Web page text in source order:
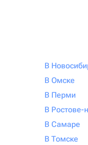
В
В Омске
В Перми
В Ростове-
В Самаре
В Томске